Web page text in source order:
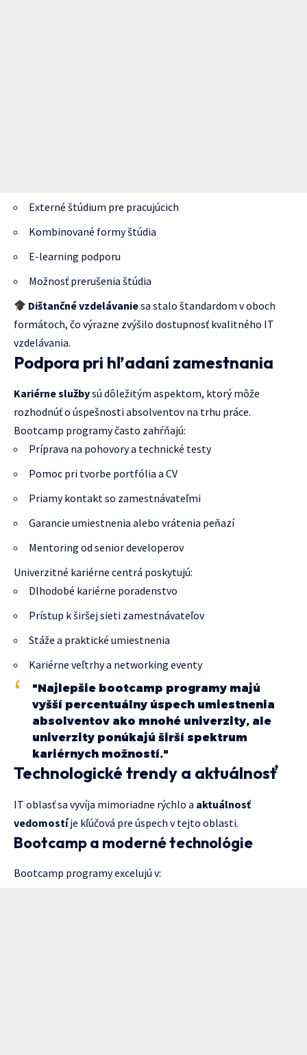
Externé štúdium pre pracujúcich
Kombinované formy štúdia
E-learning podporu
Možnosť prerušenia štúdia
Dištančné vzdelávaniesa stalo štandardom v oboch
formátoch, čo výrazne zvýšilo dostupnosť kvalitného IT
vzdelávania.
Podpora pri hľadaní zamestnania
Kariérne službysú dôležitým aspektom, ktorý môže
rozhodnúť o úspešnosti absolventov na trhu práce.
Bootcamp programy často zahŕňajú:
Príprava na pohovory a technické testy
Pomoc pri tvorbe portfólia a CV
Priamy kontakt so zamestnávateľmi
Garancie umiestnenia alebo vrátenia peňazí
Mentoring od senior developerov
Univerzitné kariérne centrá poskytujú:
Dlhodobé kariérne poradenstvo
Prístup k širšej sieti zamestnávateľov
Stáže a praktické umiestnenia
Kariérne veľtrhy a networking eventy
"Najlepšie bootcamp programy majú
vyšší percentuálny úspech umiestnenia
absolventov ako mnohé univerzity, ale
univerzity ponúkajú širší spektrum
kariérnych možností."
Technologické trendy a aktuálnosť
IT oblasť sa vyvíja mimoriadne rýchlo a aktuálnosť
vedomostíje kľúčová pre úspech v tejto oblasti.
Bootcamp a moderné technológie
Bootcamp programy excelujú v: